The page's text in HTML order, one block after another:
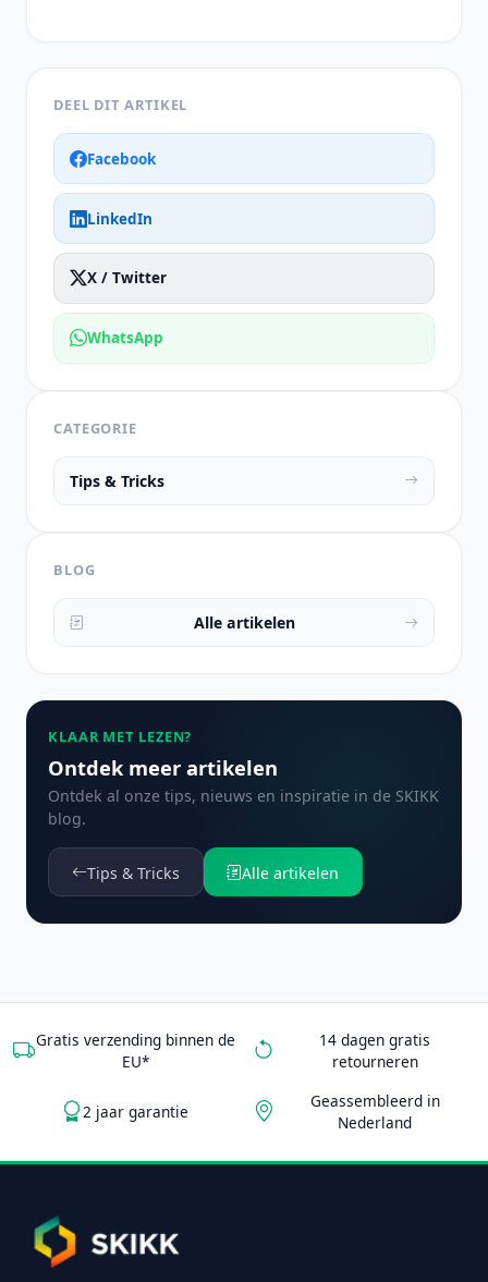
DEEL DIT ARTIKEL
Facebook
LinkedIn
X / Twitter
WhatsApp
CATEGORIE
Tips & Tricks
BLOG
Alle artikelen
KLAAR MET LEZEN?
Ontdek meer artikelen
Ontdek al onze tips, nieuws en inspiratie in de SKIKK
blog.
Tips & Tricks Alle artikelen
Gratis verzending binnen de
EU*
14 dagen gratis
retourneren
2 jaar garantie
Geassembleerd in
Nederland